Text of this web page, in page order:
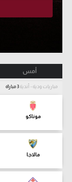
أمس
مباريات ودية - أندية
موناكو
مالاجا